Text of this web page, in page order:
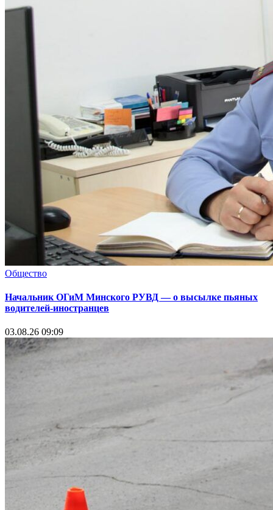
Общество
Начальник ОГиМ Минского РУВД — о высылке пьяных
водителей-иностранцев
03.08.26 09:09